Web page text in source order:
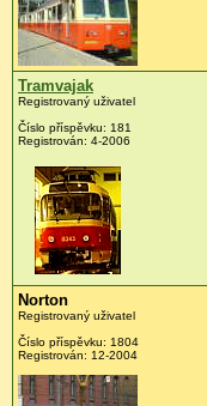
Tramvajak
Registrovaný uživatel
Číslo příspěvku: 181
Registrován: 4-2006
Norton
Registrovaný uživatel
Číslo příspěvku: 1804
Registrován: 12-2004